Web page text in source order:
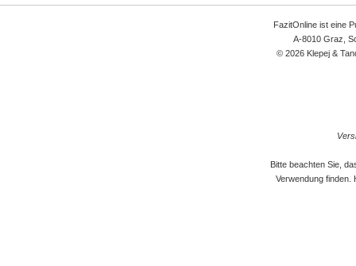
FazitOnline ist eine
A-8010 Graz,
© 2026 Klepej &
Bitte beachten Sie,
Verwendung finden.